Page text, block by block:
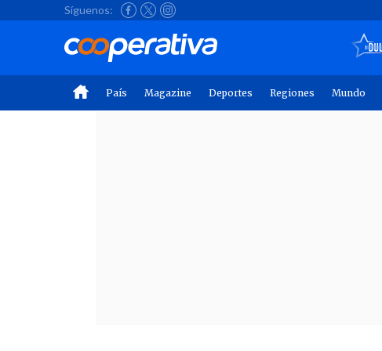
Síguenos:
País Magazine Deportes Regiones Mundo